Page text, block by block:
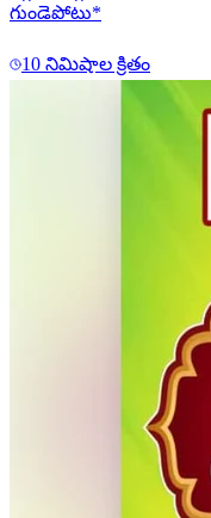
గుండెపోటు*
10 నిమిషాల క్రితం